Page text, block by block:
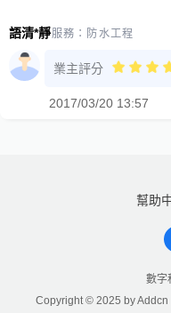
語清*靜 服務： 防水工程
業主評分
2017/03/20 13:57
幫助
數字
Copyright © 2025 by Addcn